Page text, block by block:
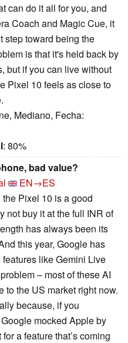
can do it all for you, and
Coach and Magic Cue, it
step toward being the
is that it's held back by
but if you can live without
Pixel 10 feels as close to
Mediano, Fecha:
: 80%
bad value?
EN→ES
Pixel 10 is a good
not buy it at the full INR of
has always been its
this year, Google has
like Gemini Live
– most of these AI
to the US market right now.
because, if you
mocked Apple by
a feature that’s coming